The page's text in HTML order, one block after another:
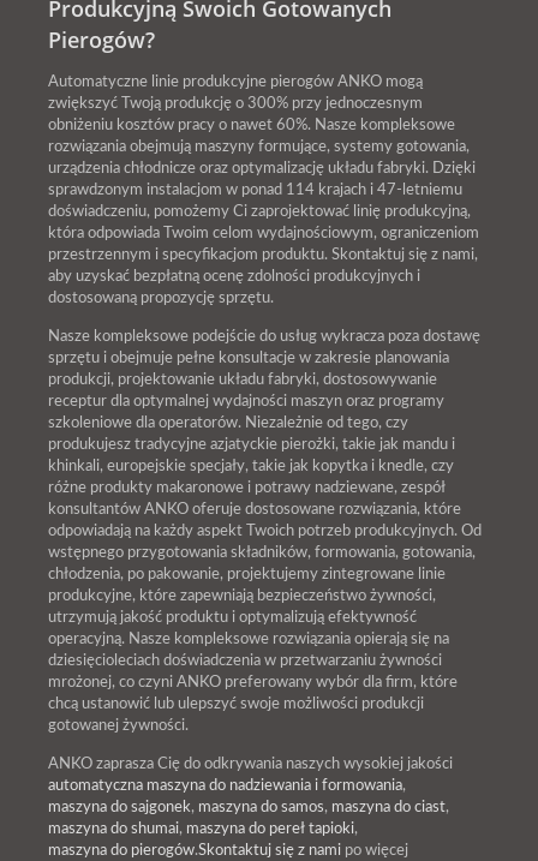
Produkcyjną Swoich Gotowanych
Pierogów?
Automatyczne linie produkcyjne pierogów ANKO mogą
zwiększyć Twoją produkcję o 300% przy jednoczesnym
obniżeniu kosztów pracy o nawet 60%. Nasze kompleksowe
rozwiązania obejmują maszyny formujące, systemy gotowania,
urządzenia chłodnicze oraz optymalizację układu fabryki. Dzięki
sprawdzonym instalacjom w ponad 114 krajach i 47-letniemu
doświadczeniu, pomożemy Ci zaprojektować linię produkcyjną,
która odpowiada Twoim celom wydajnościowym, ograniczeniom
przestrzennym i specyfikacjom produktu. Skontaktuj się z nami,
aby uzyskać bezpłatną ocenę zdolności produkcyjnych i
dostosowaną propozycję sprzętu.
Nasze kompleksowe podejście do usług wykracza poza dostawę
sprzętu i obejmuje pełne konsultacje w zakresie planowania
produkcji, projektowanie układu fabryki, dostosowywanie
receptur dla optymalnej wydajności maszyn oraz programy
szkoleniowe dla operatorów. Niezależnie od tego, czy
produkujesz tradycyjne azjatyckie pierożki, takie jak mandu i
khinkali, europejskie specjały, takie jak kopytka i knedle, czy
różne produkty makaronowe i potrawy nadziewane, zespół
konsultantów ANKO oferuje dostosowane rozwiązania, które
odpowiadają na każdy aspekt Twoich potrzeb produkcyjnych. Od
wstępnego przygotowania składników, formowania, gotowania,
chłodzenia, po pakowanie, projektujemy zintegrowane linie
produkcyjne, które zapewniają bezpieczeństwo żywności,
utrzymują jakość produktu i optymalizują efektywność
operacyjną. Nasze kompleksowe rozwiązania opierają się na
dziesięcioleciach doświadczenia w przetwarzaniu żywności
mrożonej, co czyni ANKO preferowany wybór dla firm, które
chcą ustanowić lub ulepszyć swoje możliwości produkcji
gotowanej żywności.
ANKO zaprasza Cię do odkrywania naszych wysokiej jakości
automatyczna maszyna do nadziewania i formowania,
maszyna do sajgonek, maszyna do samos, maszyna do ciast,
maszyna do shumai, maszyna do pereł tapioki,
maszyna do pierogów.Skontaktuj się z nami po więcej